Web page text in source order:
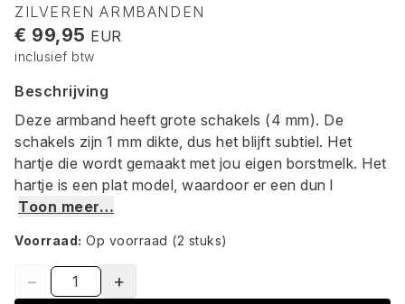
ZILVEREN ARMBANDEN
€ 99,95 EUR
inclusief btw
Beschrijving
Deze armband heeft grote schakels (4 mm). De
schakels zijn 1 mm dikte, dus het blijft subtiel. Het
hartje die wordt gemaakt met jou eigen borstmelk. Het
hartje is een plat model, waardoor er een dun l
Toon meer…
Voorraad: Op voorraad (2 stuks)
− +